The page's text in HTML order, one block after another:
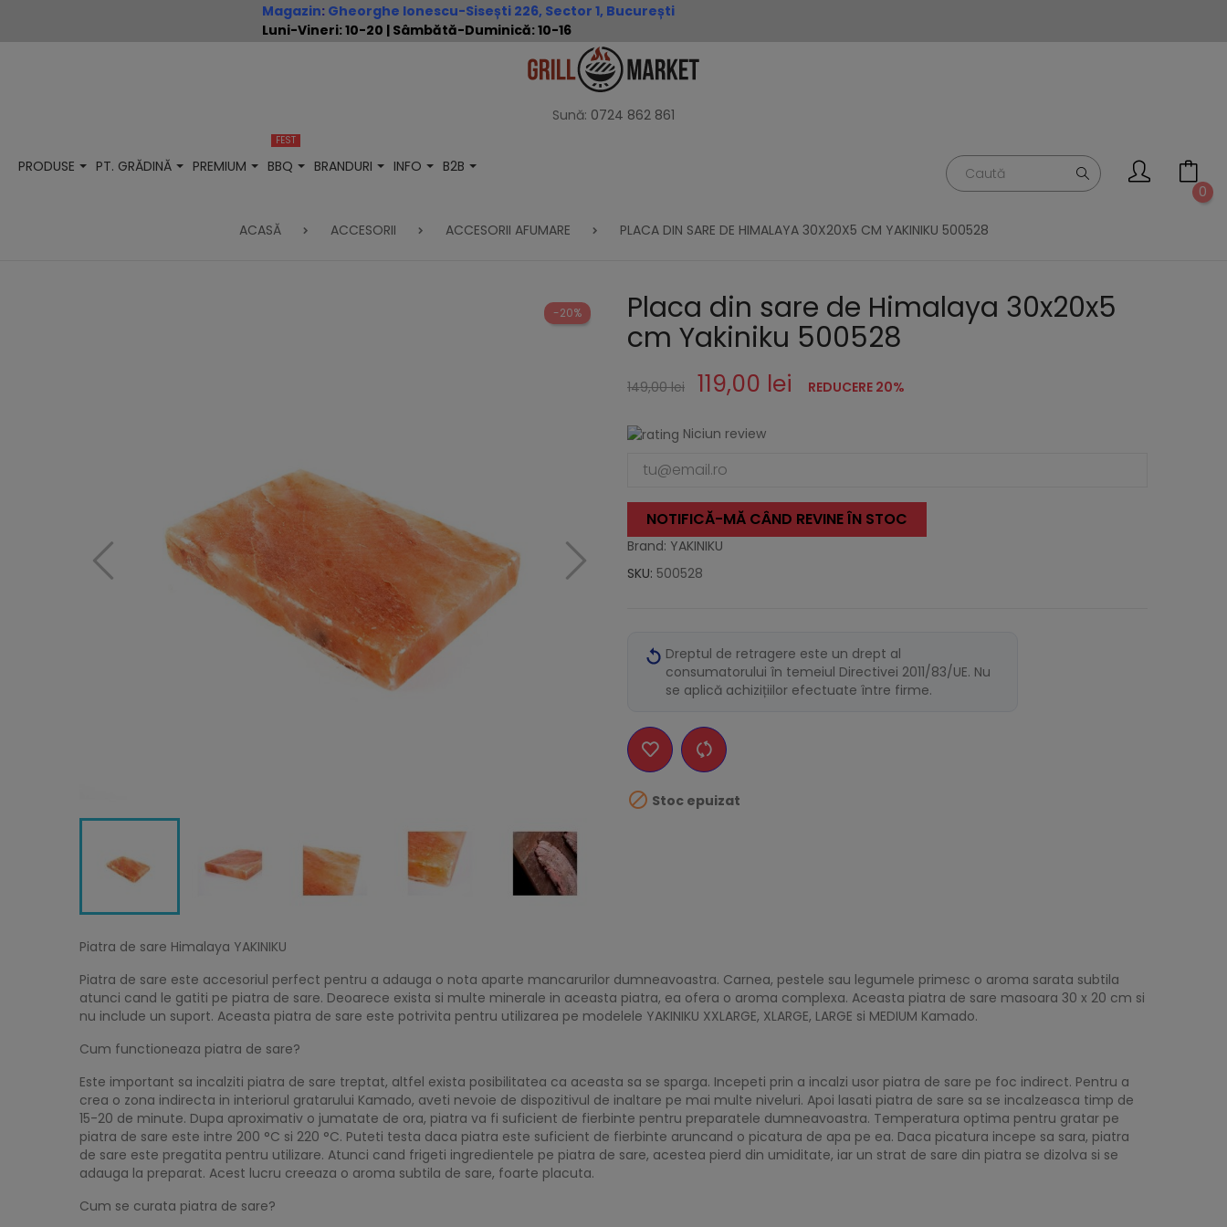
Magazin: Gheorghe Ionescu-Sisești 226, Sector 1, București
Luni-Vineri: 10-20 | Sâmbătă-Duminică: 10-16
Sună: 0724 862 861
PRODUSE PT. GRĂDINĂ PREMIUM BBQ
FEST
BRANDURI INFO
B2B
0
ACASĂ ACCESORII ACCESORII AFUMARE PLACA DIN SARE DE HIMALAYA 30X20X5 CM YAKINIKU 500528
-20% Placa din sare de Himalaya 30x20x5
cm Yakiniku 500528
149,00 lei 119,00 lei REDUCERE 20%
Niciun review
NOTIFICĂ-MĂ CÂND REVINE ÎN STOC
Brand: YAKINIKU
SKU: 500528
Dreptul de retragere este un drept al
consumatorului în temeiul Directivei 2011/83/UE. Nu
se aplică achizițiilor efectuate între firme.
 Stoc epuizat
Piatra de sare Himalaya YAKINIKU
Piatra de sare este accesoriul perfect pentru a adauga o nota aparte mancarurilor dumneavoastra. Carnea, pestele sau legumele primesc o aroma sarata subtila
atunci cand le gatiti pe piatra de sare. Deoarece exista si multe minerale in aceasta piatra, ea ofera o aroma complexa. Aceasta piatra de sare masoara 30 x 20 cm si
nu include un suport. Aceasta piatra de sare este potrivita pentru utilizarea pe modelele YAKINIKU XXLARGE, XLARGE, LARGE si MEDIUM Kamado.
Cum functioneaza piatra de sare?
Este important sa incalziti piatra de sare treptat, altfel exista posibilitatea ca aceasta sa se sparga. Incepeti prin a incalzi usor piatra de sare pe foc indirect. Pentru a
crea o zona indirecta in interiorul gratarului Kamado, aveti nevoie de dispozitivul de inaltare pe mai multe niveluri. Apoi lasati piatra de sare sa se incalzeasca timp de
15-20 de minute. Dupa aproximativ o jumatate de ora, piatra va fi suficient de fierbinte pentru preparatele dumneavoastra. Temperatura optima pentru gratar pe
piatra de sare este intre 200 °C si 220 °C. Puteti testa daca piatra este suficient de fierbinte aruncand o picatura de apa pe ea. Daca picatura incepe sa sara, piatra
de sare este pregatita pentru utilizare. Atunci cand frigeti ingredientele pe piatra de sare, acestea pierd din umiditate, iar un strat de sare din piatra se dizolva si se
adauga la preparat. Acest lucru creeaza o aroma subtila de sare, foarte placuta.
Cum se curata piatra de sare?